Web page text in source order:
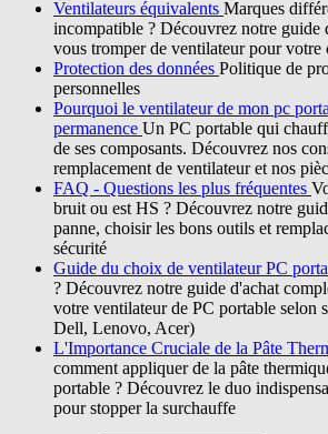
Ventilateurs équivalents Marques
incompatible ? Découvrez notre guide
vous tromper de ventilateur pour votre
Protection des données Politique de
personnelles
Pourquoi le ventilateur de mon pc
permanence Un PC portable qui
de ses composants. Découvrez nos
remplacement de ventilateur et nos
FAQ - Questions les plus fréquentes
bruit ou est HS ? Découvrez notre
panne, choisir les bons outils et
sécurité
Guide du choix de ventilateur PC
? Découvrez notre guide d'achat
votre ventilateur de PC portable selon
Dell, Lenovo, Acer)
L'Importance Cruciale de la Pâte
comment appliquer de la pâte
portable ? Découvrez le duo
pour stopper la surchauffe